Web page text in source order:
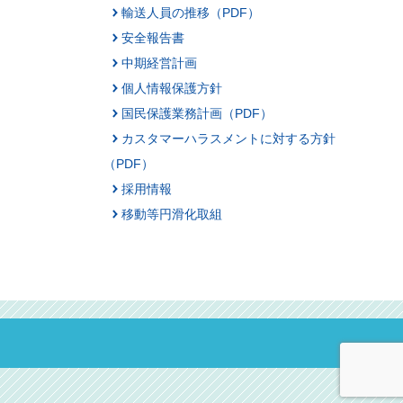
輸送人員の推移（PDF）
安全報告書
中期経営計画
個人情報保護方針
国民保護業務計画（PDF）
カスタマーハラスメントに対する方針
（PDF）
採用情報
移動等円滑化取組